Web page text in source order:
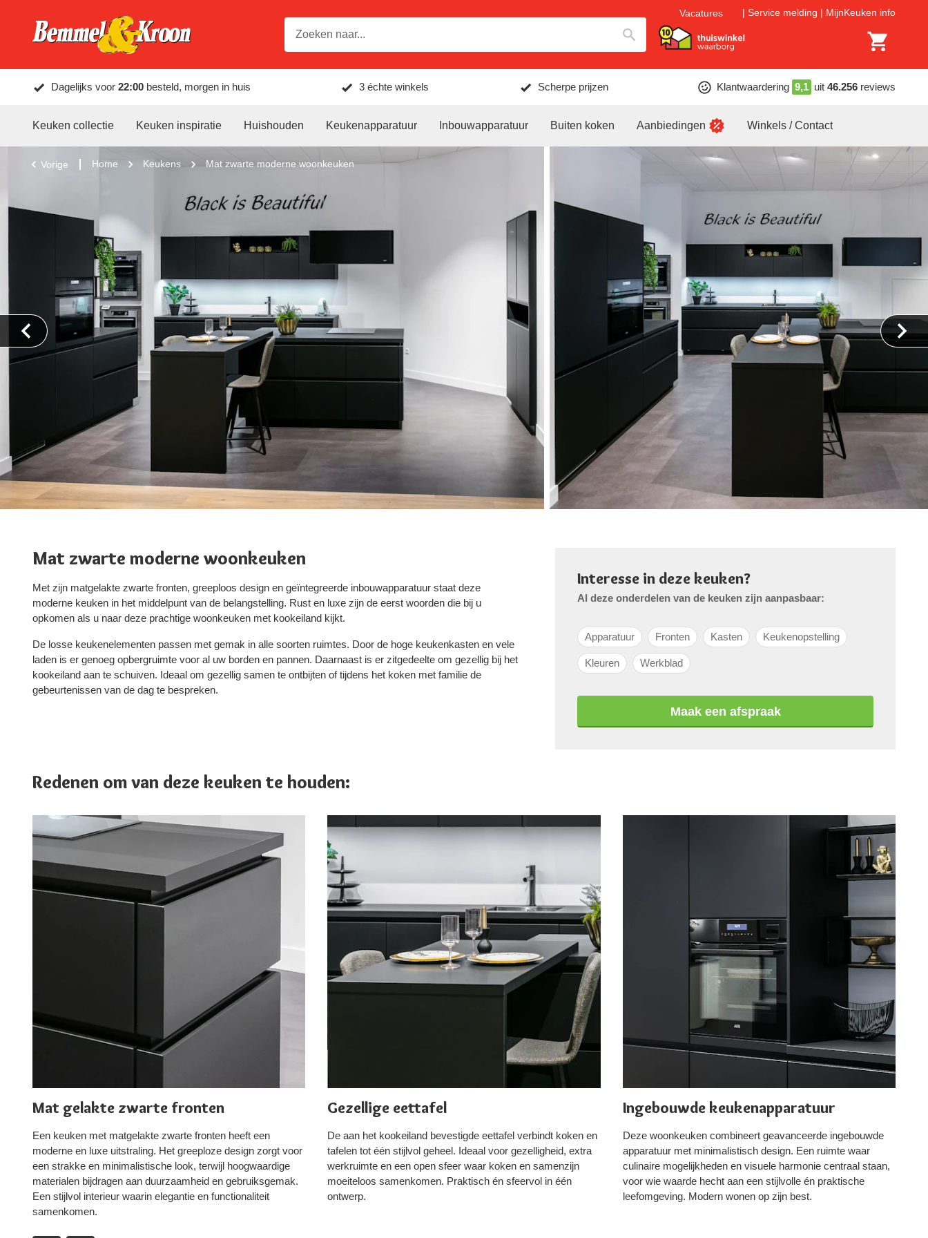
Vacatures Service melding MijnKeuken info
Dagelijks voor 22:00 besteld, morgen in huis 3 échte winkels Scherpe prijzen Klantwaardering 9,1 uit 46.256 reviews
Keuken collectie Keuken inspiratie Huishouden Keukenapparatuur Inbouwapparatuur Buiten koken Aanbiedingen Winkels / Contact
Vorige Home Keukens Mat zwarte moderne woonkeuken
Mat zwarte moderne woonkeuken
Met zijn matgelakte zwarte fronten, greeploos design en geïntegreerde inbouwapparatuur staat deze
moderne keuken in het middelpunt van de belangstelling. Rust en luxe zijn de eerst woorden die bij u
opkomen als u naar deze prachtige woonkeuken met kookeiland kijkt.
De losse keukenelementen passen met gemak in alle soorten ruimtes. Door de hoge keukenkasten en vele
laden is er genoeg opbergruimte voor al uw borden en pannen. Daarnaast is er zitgedeelte om gezellig bij het
kookeiland aan te schuiven. Ideaal om gezellig samen te ontbijten of tijdens het koken met familie de
gebeurtenissen van de dag te bespreken.
Interesse in deze keuken?
Al deze onderdelen van de keuken zijn aanpasbaar:
Apparatuur Fronten Kasten Keukenopstelling
Kleuren Werkblad
Maak een afspraak
Redenen om van deze keuken te houden:
Mat gelakte zwarte fronten
Een keuken met matgelakte zwarte fronten heeft een
moderne en luxe uitstraling. Het greeploze design zorgt voor
een strakke en minimalistische look, terwijl hoogwaardige
materialen bijdragen aan duurzaamheid en gebruiksgemak.
Een stijlvol interieur waarin elegantie en functionaliteit
samenkomen.
Gezellige eettafel
De aan het kookeiland bevestigde eettafel verbindt koken en
tafelen tot één stijlvol geheel. Ideaal voor gezelligheid, extra
werkruimte en een open sfeer waar koken en samenzijn
moeiteloos samenkomen. Praktisch én sfeervol in één
ontwerp.
Ingebouwde keukenapparatuur
Deze woonkeuken combineert geavanceerde ingebouwde
apparatuur met minimalistisch design. Een ruimte waar
culinaire mogelijkheden en visuele harmonie centraal staan,
voor wie waarde hecht aan een stijlvolle én praktische
leefomgeving. Modern wonen op zijn best.